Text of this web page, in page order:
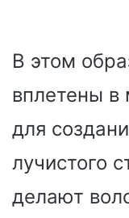
В этом
вплетены
для
лучистого
делают